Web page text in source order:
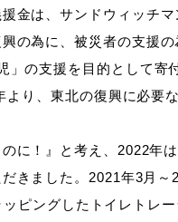
金は、サンドウィッチ
の為に、被災者の支援
」の支援を目的として寄
より、東北の復興に必要
に！』と考え、2022年
きました。2021年3月
ピングしたトイレトレ